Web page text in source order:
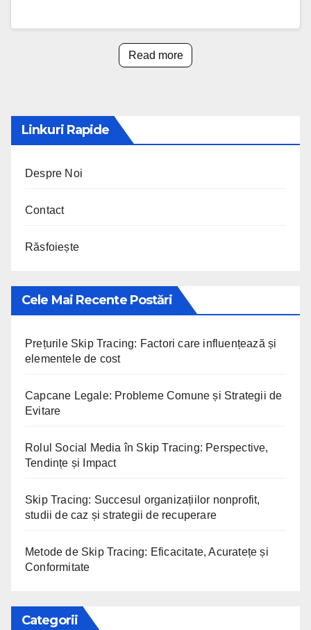
Read more
Linkuri Rapide
Despre Noi
Contact
Răsfoiește
Cele Mai Recente Postări
Prețurile Skip Tracing: Factori care influențează și
elementele de cost
Capcane Legale: Probleme Comune și Strategii de
Evitare
Rolul Social Media în Skip Tracing: Perspective,
Tendințe și Impact
Skip Tracing: Succesul organizațiilor nonprofit,
studii de caz și strategii de recuperare
Metode de Skip Tracing: Eficacitate, Acuratețe și
Conformitate
Categorii